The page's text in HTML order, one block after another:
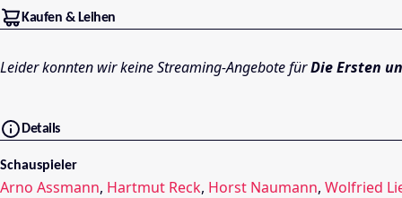
Kaufen & Leihen
Leider konnten wir keine Streaming-Angebote fürDie Ersten
Details
Schauspieler
Arno Assmann, Hartmut Reck, Horst Naumann, Wolfried